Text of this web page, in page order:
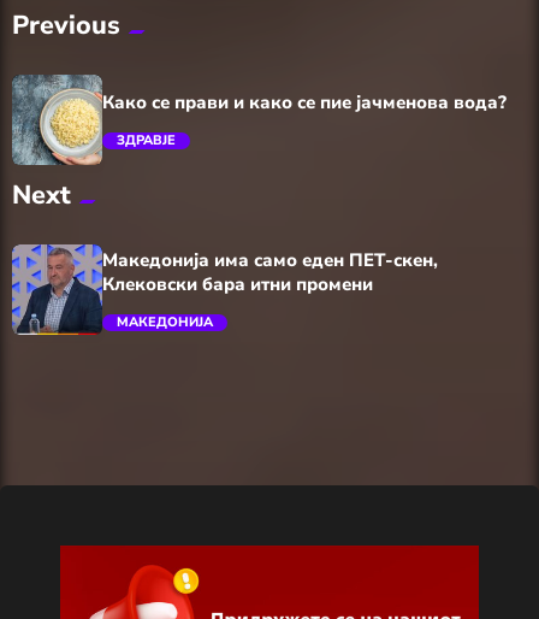
Previous
trending_flat
Како се прави и како се пие јачменова вода?
ЗДРАВЈЕ
Next
Македонија има само еден ПЕТ-скен,
Клековски бара итни промени
МАКЕДОНИЈА